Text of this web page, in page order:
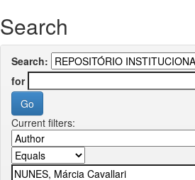
Search
Search:
for
Current filters: